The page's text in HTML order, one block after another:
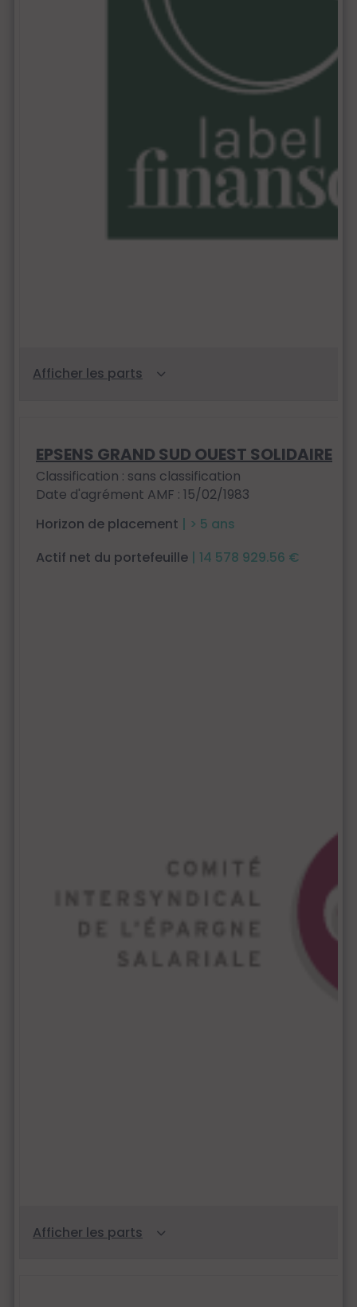
EPSENS GRAND SUD OUEST SOLIDAIRE
Classification : sans classification
Date d'agrément AMF : 15/02/1983
Horizon de placement | > 5 ans
Actif net du portefeuille | 14 578 929.56 €